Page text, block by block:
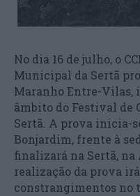
No dia 16 de julho, o
Municipal da Sertã
Maranho Entre-
âmbito do Festival de
Sertã. A prova inicia-
Bonjardim, frente à
finalizará na Sertã, na
realização da prova
constrangimentos no